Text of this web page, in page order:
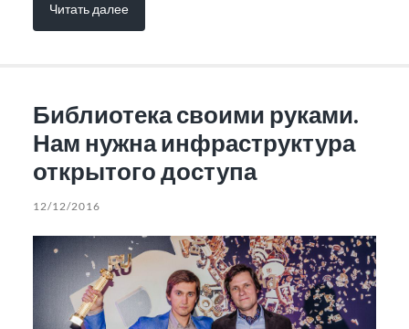
Читать далее
Библиотека своими руками.
Нам нужна инфраструктура
открытого доступа
12/12/2016